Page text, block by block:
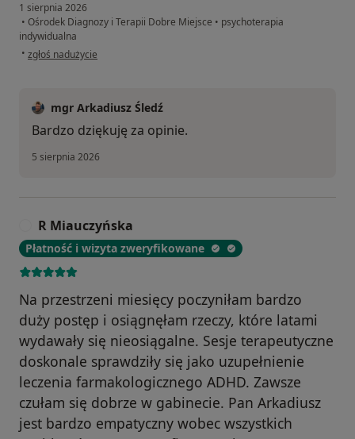
1 sierpnia 2026
• Ośrodek Diagnozy i Terapii Dobre Miejsce • psychoterapia
indywidualna
• w opinii użytkownika Adam
zgłoś nadużycie
mgr Arkadiusz Śledź
Bardzo dziękuję za opinie.
5 sierpnia 2026
R Miauczyńska
Płatność i wizyta zweryfikowane
Na przestrzeni miesięcy poczyniłam bardzo
duży postęp i osiągnęłam rzeczy, które latami
wydawały się nieosiągalne. Sesje terapeutyczne
doskonale sprawdziły się jako uzupełnienie
leczenia farmakologicznego ADHD. Zawsze
czułam się dobrze w gabinecie. Pan Arkadiusz
jest bardzo empatyczny wobec wszystkich